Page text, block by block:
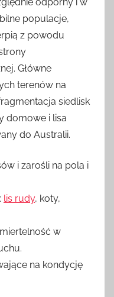
populacje,
z powodu
Główne
terenów na
siedlisk
domowe i lisa
do Australii.
i zarośli na pola i
lis rudy, koty,
w
na kondycję